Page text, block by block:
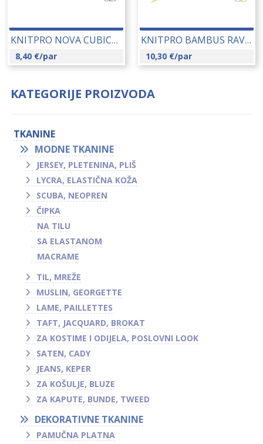
KNITPRO NOVA CUBICS RAVNE IGLE 4.50 MM (12298) 14197
8,40 €/par
KNITPRO BAMBUS RAVNE IGLE 8.00 MM (22364) 14189
10,30 €/par
KATEGORIJE PROIZVODA
TKANINE
MODNE TKANINE
JERSEY, PLETENINA, PLIŠ
LYCRA, ELASTIČNA KOŽA
SCUBA, NEOPREN
ČIPKA
NA TILU
SA ELASTANOM
MACRAME
TIL, MREŽE
MUSLIN, GEORGETTE
LAME, PAILLETTES
TAFT, JACQUARD, BROKAT
ZA KOSTIME I ODIJELA, POSLOVNI LOOK
SATEN, CADY
JEANS, KEPER
ZA KOŠULJE, BLUZE
ZA KAPUTE, BUNDE, TWEED
DEKORATIVNE TKANINE
PAMUČNA PLATNA